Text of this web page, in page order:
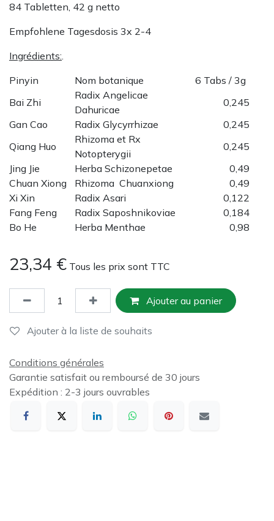
84 Tabletten, 42 g netto
Empfohlene Tagesdosis 3x 2-4
Ingrédients:.
Pinyin
Nom botanique
6 Tabs / 3g
Bai Zhi
Radix Angelicae
Dahuricae
0,245
Gan Cao
Radix Glycyrrhizae
0,245
Qiang Huo
Rhizoma et Rx
Notopterygii
0,245
Jing Jie
Herba Schizonepetae
0,49
Chuan Xiong
Rhizoma Chuanxiong
0,49
Xi Xin
Radix Asari
0,122
Fang Feng
Radix Saposhnikoviae
0,184
Bo He
Herba Menthae 0,98
23,34 € Tous les prix sont TTC
Ajouter au panier
Ajouter à la liste de souhaits
Conditions générales
Garantie satisfait ou remboursé de 30 jours
Expédition : 2-3 jours ouvrables